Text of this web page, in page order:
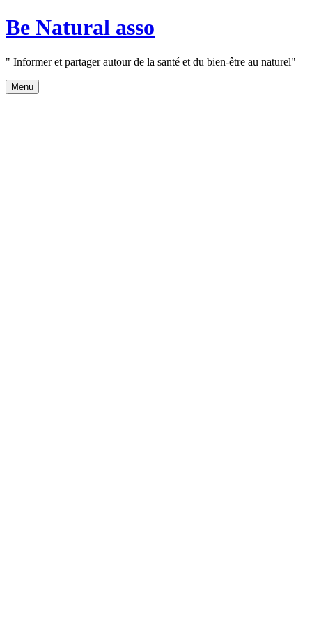
Aller
au
Be Natural asso
" Informer et partager autour de la santé et du bien-être au naturel"
Menu